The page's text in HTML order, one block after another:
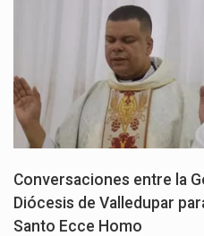
Conversaciones entre la
Diócesis de Valledupar
Santo Ecce Homo